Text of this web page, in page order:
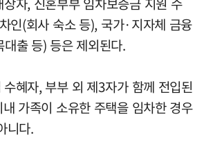
인(회사 숙소 등), 국가·지자체 금융
출 등) 등은 제외된다.
혜자, 부부 외 제3자가 함께 전입된
가족이 소유한 주택을 임차한 경우
니다.